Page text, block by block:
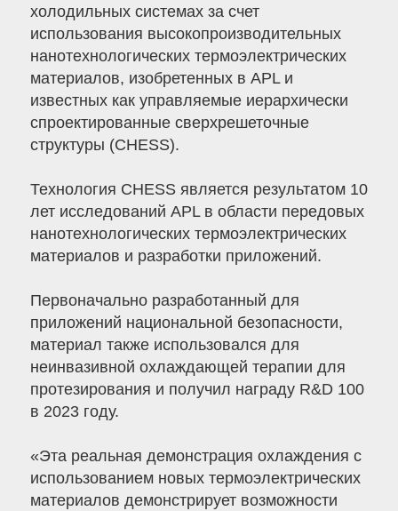
холодильных системах за счет
использования высокопроизводительных
нанотехнологических термоэлектрических
материалов, изобретенных в APL и
известных как управляемые иерархически
спроектированные сверхрешеточные
структуры (CHESS).
Технология CHESS является результатом 10
лет исследований APL в области передовых
нанотехнологических термоэлектрических
материалов и разработки приложений.
Первоначально разработанный для
приложений национальной безопасности,
материал также использовался для
неинвазивной охлаждающей терапии для
протезирования и получил награду R&D 100
в 2023 году.
«Эта реальная демонстрация охлаждения с
использованием новых термоэлектрических
материалов демонстрирует возможности